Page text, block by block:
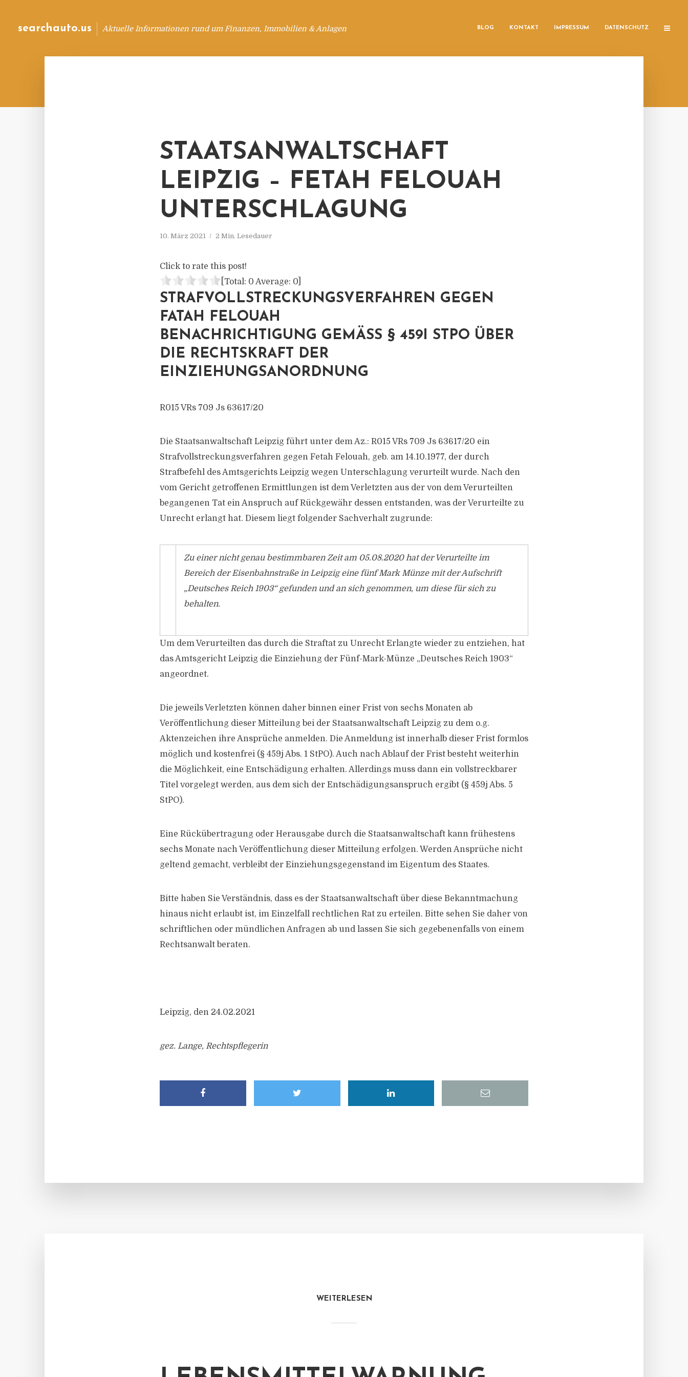
searchauto.us Aktuelle Informationen rund um Finanzen, Immobilien & Anlagen BLOG KONTAKT IMPRESSUM DATENSCHUTZ
STAATSANWALTSCHAFT
LEIPZIG – FETAH FELOUAH
UNTERSCHLAGUNG
10. März 2021 2 Min. Lesedauer
Click to rate this post!
[Total: 0 Average: 0
STRAFVOLLSTRECKUNGSVERFAHREN GEGEN
FATAH FELOUAH
BENACHRICHTIGUNG GEMÄSS § 459I STPO ÜBER D
IE RECHTSKRAFT DER E
INZIEHUNGSANORDNUNG
R015 VRs 709 Js 63617/​20
Die Staatsanwaltschaft Leipzig führt unter dem Az.: R015 VRs 709 Js 63617/​20 ein
Strafvollstreckungsverfahren gegen Fetah Felouah, geb. am 14.10.1977, der durch
Strafbefehl des Amtsgerichts Leipzig wegen Unterschlagung verurteilt wurde. Nach den
vom Gericht getroffenen Ermittlungen ist dem Verletzten aus der von dem Verurteilten
begangenen Tat ein Anspruch auf Rückgewähr dessen entstanden, was der Verurteilte zu
Unrecht erlangt hat. Diesem liegt folgender Sachverhalt zugrunde:
Zu einer nicht genau bestimmbaren Zeit am 05.08.2020 hat der Verurteilte im
Bereich der Eisenbahnstraße in Leipzig eine fünf Mark Münze mit der Aufschrift
„Deutsches Reich 1903“ gefunden und an sich genommen, um diese für sich zu
behalten.
Um dem Verurteilten das durch die Straftat zu Unrecht Erlangte wieder zu entziehen, hat
das Amtsgericht Leipzig die Einziehung der Fünf-Mark-Münze „Deutsches Reich 1903“
angeordnet.
Die jeweils Verletzten können daher binnen einer Frist von sechs Monaten ab
Veröffentlichung dieser Mitteilung bei der Staatsanwaltschaft Leipzig zu dem o.g.
Aktenzeichen ihre Ansprüche anmelden. Die Anmeldung ist innerhalb dieser Frist formlos
möglich und kostenfrei (§ 459j Abs. 1 StPO). Auch nach Ablauf der Frist besteht weiterhin
die Möglichkeit, eine Entschädigung erhalten. Allerdings muss dann ein vollstreckbarer
Titel vorgelegt werden, aus dem sich der Entschädigungsanspruch ergibt (§ 459j Abs. 5
StPO).
Eine Rückübertragung oder Herausgabe durch die Staatsanwaltschaft kann frühestens
sechs Monate nach Veröffentlichung dieser Mitteilung erfolgen. Werden Ansprüche nicht
geltend gemacht, verbleibt der Einziehungsgegenstand im Eigentum des Staates.
Bitte haben Sie Verständnis, dass es der Staatsanwaltschaft über diese Bekanntmachung
hinaus nicht erlaubt ist, im Einzelfall rechtlichen Rat zu erteilen. Bitte sehen Sie daher von
schriftlichen oder mündlichen Anfragen ab und lassen Sie sich gegebenenfalls von einem
Rechtsanwalt beraten.
Leipzig, den 24.02.2021
gez. Lange, Rechtspflegerin
WEITERLESEN